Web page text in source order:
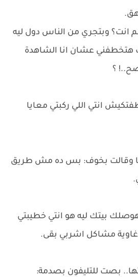
انت؟ وبتجري من الناس دول ليه
هتخطفني عشان انا الشاهدة
؟
انتي اللي ركبتي معايا
وقالت بخوف: بس ده مش طريق
بيتك ليه هو انتي خطيبتي
غاوية مشاكل اشربي بقى.
بصت للتليفون بصدمة: